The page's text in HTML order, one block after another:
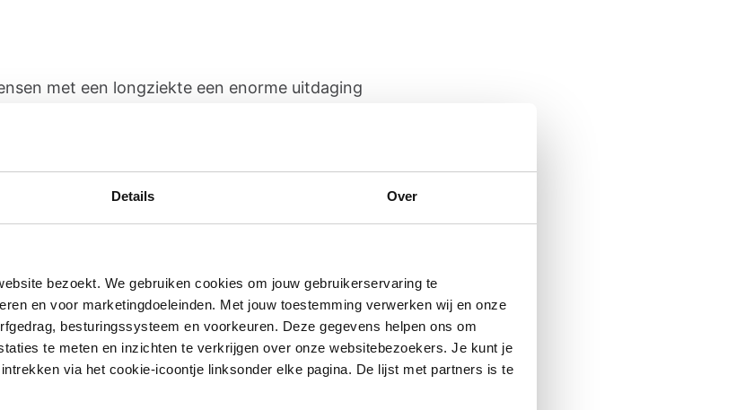
Details Over
bezoekt. We gebruiken cookies om jouw gebruikerservaring te
en voor marketingdoeleinden. Met jouw toestemming verwerken wij en onze
besturingssysteem en voorkeuren. Deze gegevens helpen ons om
te meten en inzichten te verkrijgen over onze websitebezoekers. Je kunt je
via het cookie-icoontje linksonder elke pagina. De lijst met partners is te
met een longziekte een enorme uitdaging
jullie kennismaken met de hapjes van
namelijk plek voor maximaal 16 personen.
deze link :COPD Café
of thee is gratis. Wil je mee lunchen? Dat kan!